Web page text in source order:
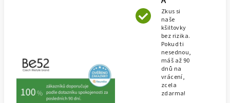
Zkus si
naše
kšiltovky
bez rizika.
Pokud ti
nesednou,
máš až 90
dnů na
vrácení,
zcela
zdarma!